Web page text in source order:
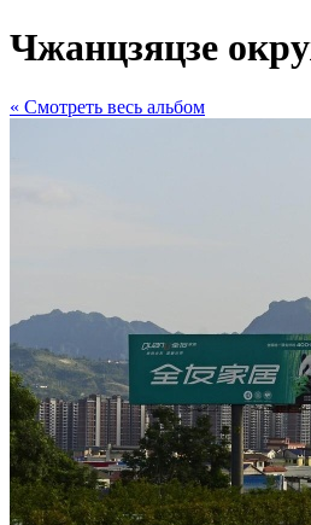
Чжанцзяцзе
« Cмотреть весь альбом